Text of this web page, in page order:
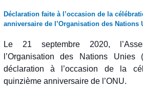
Déclaration faite à l’occasion de la
anniversaire de l’Organisation des Nations
Le 21 septembre 2020,
l’Organisation des Nations
déclaration à l’occasion de la
quinzième anniversaire de l’ONU.